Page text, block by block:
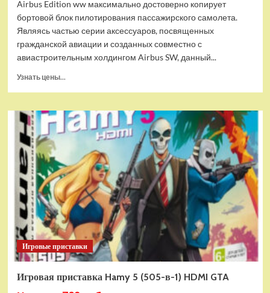
Airbus Edition ww максимально достоверно копирует
бортовой блок пилотирования пассажирского самолета.
Являясь частью серии аксессуаров, посвященных
гражданской авиации и созданных совместно с
авиастроительным холдингом Airbus SW, данный...
Узнать цены...
Дополнительный
модуль
Thrustmaster
Quadrant
Add-
on
Airbus
Edition
ww
Игровые приставки
Игровая приставка Hamy 5 (505-в-1) HDMI GTA